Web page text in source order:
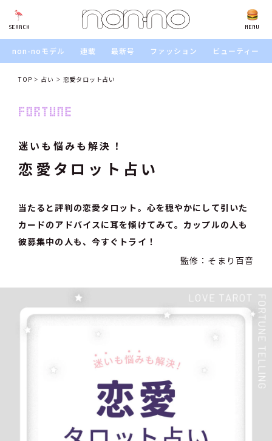
SEARCH MENU
SEARCH
non-noモデル 連載 最新号 ファッション ビューティー
TOP 占い 恋愛タロット占い
迷いも悩みも解決！
恋愛タロット占い
当たると評判の恋愛タロット。心を穏やかにして引いた
カードのアドバイスに耳を傾けてみて。カップルの人も
彼募集中の人も、今すぐトライ！
監修：そまり百音